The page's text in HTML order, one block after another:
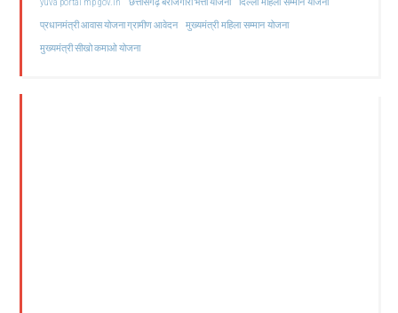
प्रधानमंत्री आवास योजना ग्रामीण आवेदन मुख्यमंत्री महिला सम्मान योजना
मुख्यमंत्री सीखो कमाओ योजना